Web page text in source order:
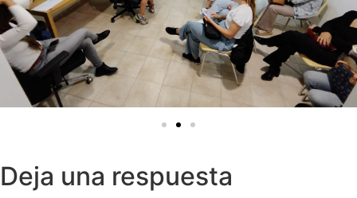
Deja una respuesta